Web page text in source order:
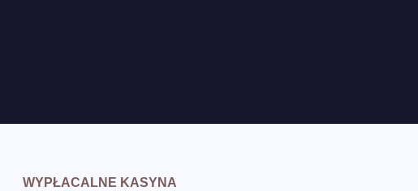
WYPŁACALNE KASYNA